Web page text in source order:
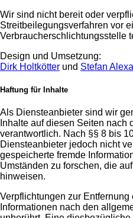
Wir sind nicht bereit oder
Streitbeilegungsverfahren vor
Verbraucherschlichtungsstelle
Design und Umsetzung:
Dirk Holtkötter und Stefan
Haftung für Inhalte
Als Diensteanbieter sind wir
Inhalte auf diesen Seiten nach
verantwortlich. Nach §§ 8 bis
Diensteanbieter jedoch nicht
gespeicherte fremde
Umständen zu forschen, die
hinweisen.
Verpflichtungen zur
Informationen nach den